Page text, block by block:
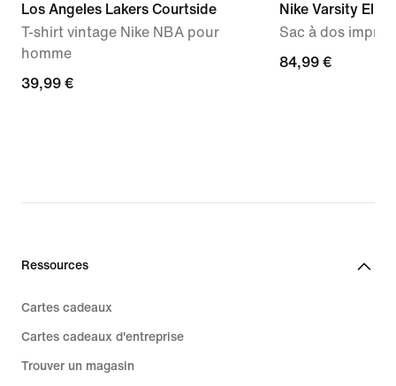
Los Angeles Lakers Courtside
T-shirt vintage Nike NBA pour
homme
39,99 €
39,99 €
Nike Varsity Elite
Sac à dos
84,99 €
84,99 €
Ressources
Cartes cadeaux
Cartes cadeaux d'entreprise
Trouver un magasin